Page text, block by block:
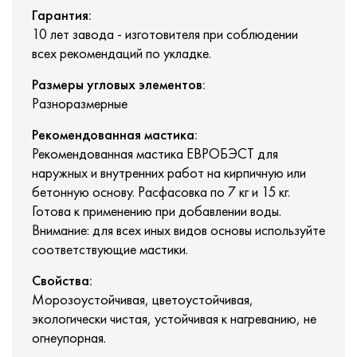
Гарантия:
10 лет завода - изготовителя при соблюдении
всех рекомендаций по укладке.
Размеры угловых элементов:
Разноразмерные
Рекомендованная мастика:
Рекомендованная мастика ЕВРОБЭСТ для
наружных и внутренних работ на кирпичную или
бетонную основу. Расфасовка по 7 кг и 15 кг.
Готова к применению при добавлении воды.
Внимание: для всех иных видов основы используйте
соответствующие мастики.
Свойства:
Морозоустойчивая, цветоустойчивая,
экологически чистая, устойчивая к нагреванию, не
огнеупорная.